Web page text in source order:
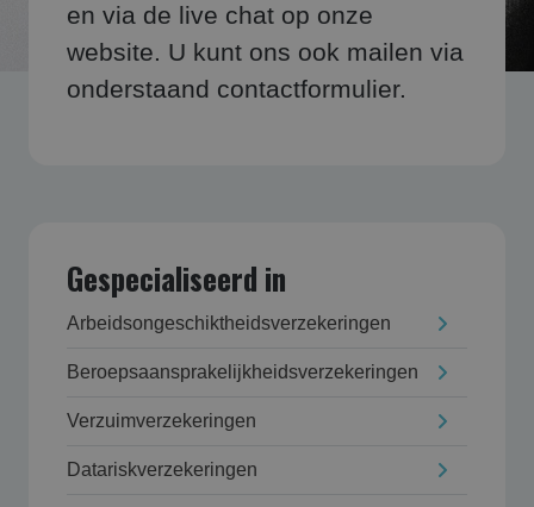
en via de live chat op onze
website. U kunt ons ook mailen via
onderstaand contactformulier.
Gespecialiseerd in
Arbeidsongeschikt­heids­verzekering­en
Beroepsaansprakelijk­heids­verzekering­en
Verzuim­verzekering­en
Datarisk­verzekering­en